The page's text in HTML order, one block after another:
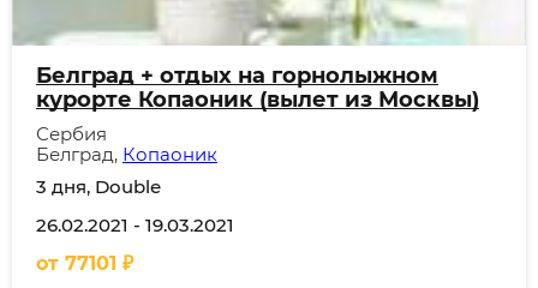
Белград + отдых на горнолыжном
курорте Копаоник (вылет из Москвы)
Сербия
Белград, Копаоник
3 дня, Double
26.02.2021 - 19.03.2021
от 77101 ₽